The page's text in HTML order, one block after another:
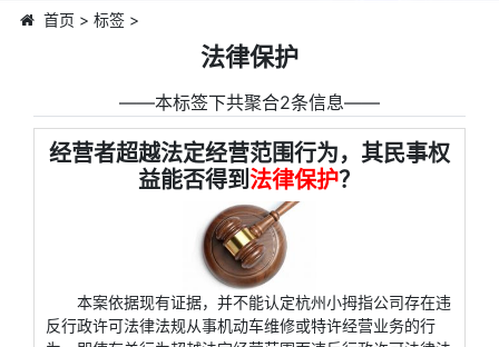
首页 > 标签>
法律保护
――本标签下共聚合2条信息――
经营者超越法定经营范围行为，其民事权
益能否得到法律保护？
本案依据现有证据，并不能认定杭州小拇指公司存在违
反行政许可法律法规从事机动车维修或特许经营业务的行